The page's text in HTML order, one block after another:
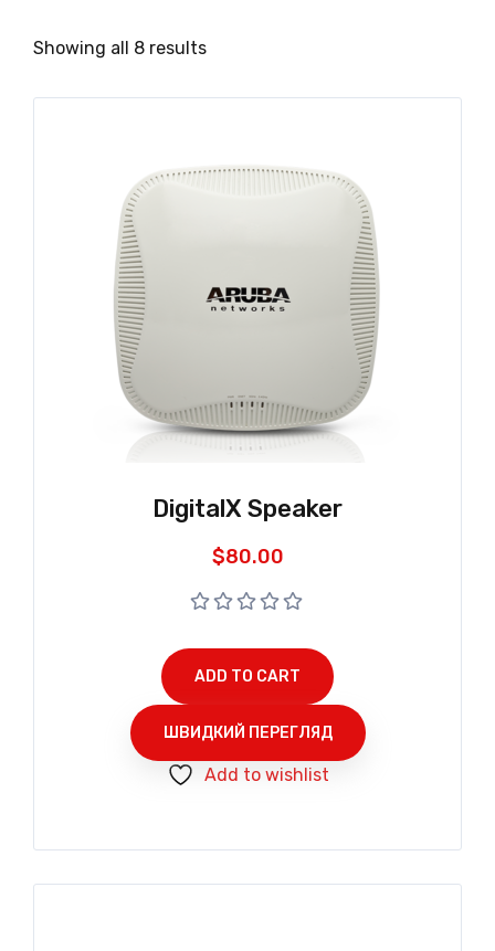
Showing all 8 results
DigitalX Speaker
$80.00
ADD TO CART
ШВИДКИЙ ПЕРЕГЛЯД
Add to wishlist